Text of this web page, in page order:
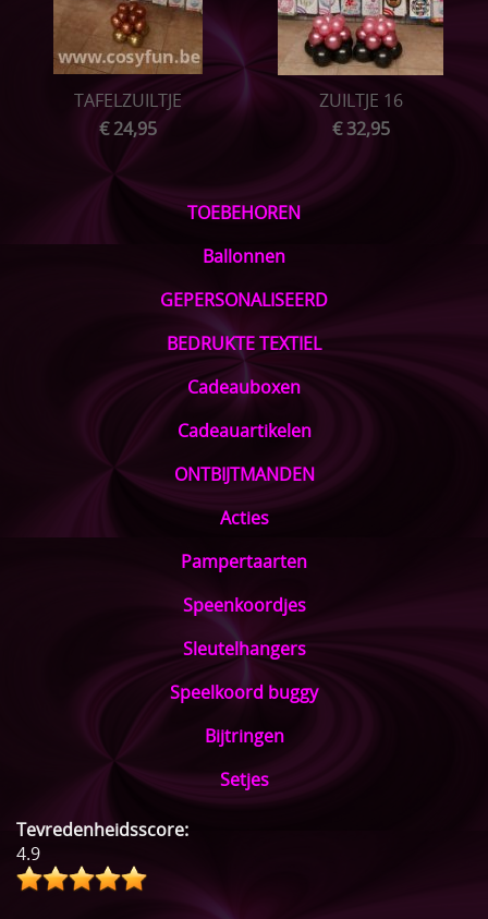
TOEBEHOREN
Ballonnen
GEPERSONALISEERD
BEDRUKTE TEXTIEL
Cadeauboxen
Cadeauartikelen
ONTBIJTMANDEN
Acties
Pampertaarten
Speenkoordjes
Sleutelhangers
Speelkoord buggy
Bijtringen
Setjes
Tevredenheidsscore:
4.9
TAFELZUILTJE
€ 24,95
ZUILTJE 16
€ 32,95